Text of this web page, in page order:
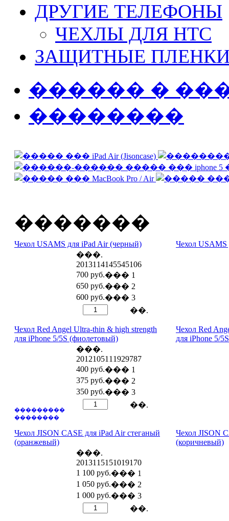
ДРУГИЕ ТЕЛЕФОНЫ
ЧЕХЛЫ ДЛЯ HTC
ЗАЩИТНЫЕ
������ �
��������
�������
Чехол USAMS для iPad Air (черный)
���.
2013114145545106
700 руб.��� 1
650 руб.��� 2
600 руб.��� 3
��.
Чехол USAMS
Чехол Red Angel Ultra-thin & high strength
для iPhone 5/5S (фиолетовый)
���.
2012105111929787
400 руб.��� 1
375 руб.��� 2
350 руб.��� 3
��.
���������
��������
Чехол Red
для iPhone 5/
Чехол JISON CASE для iPad Air стеганый
(оранжевый)
���.
2013115151019170
1 100 руб.��� 1
1 050 руб.��� 2
1 000 руб.��� 3
��.
Чехол JISON
(коричневый)